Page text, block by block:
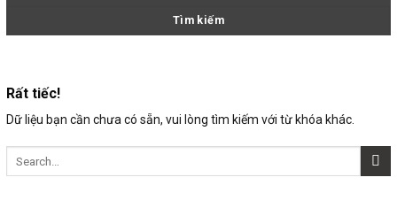
Rất tiếc!
Dữ liệu bạn cần chưa có sẵn, vui lòng tìm kiếm với từ khóa khác.